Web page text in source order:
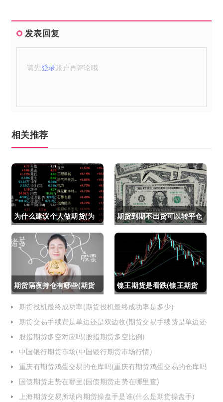
发表回复
请先登录账户再评论哦
相关推荐
为什么建议个人做期货(为
什么建议个人做期货交易)
期货到期不出货可以转平仓
吗吗(期货如果到期不平仓
怎么办)
期货隔夜持仓有哪些(期货
隔夜持仓有哪些风险)
镍王期货是看跌(镍王期货
是看跌还是看涨)
期货投机最终成功率(期货投机最终成功率是多少)
期货交易手续费是单边还是双边收(期货交易手续费是单边还
股指期货多空对应吗(股指期货多空比例)
中国银行期货市场(中国银行期货市场行情)
重庆有期货鸡蛋交易的仓库吗(重庆有期货鸡蛋交易的仓库吗
国债期货走势在哪里(国债期货走势在哪里查)
上海期货交易所场内期货操盘手是谁(什么是期货操盘手)